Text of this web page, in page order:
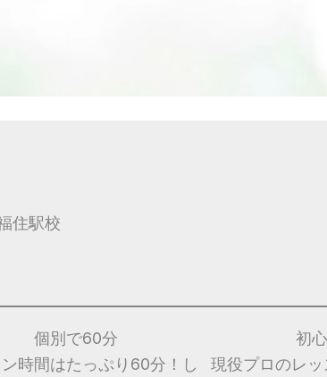
住駅校
個別で60分
時間はたっぷり60分！し
初
現役プロのレ